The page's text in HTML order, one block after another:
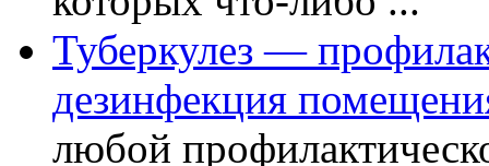
Туберкулез —
дезинфекция
любой